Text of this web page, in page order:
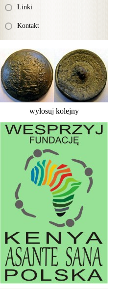
Linki
Kontakt
wylosuj kolejny